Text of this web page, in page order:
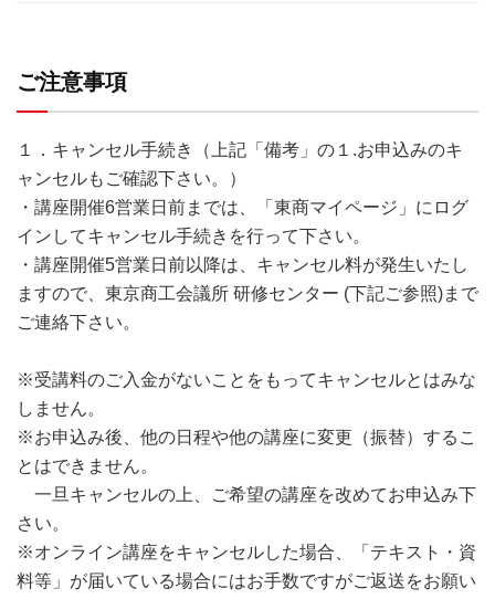
ご注意事項
１．キャンセル手続き（上記「備考」の１.お申込みのキ
ャンセルもご確認下さい。）
・講座開催6営業日前までは、「東商マイページ」にログ
インしてキャンセル手続きを行って下さい。
・講座開催5営業日前以降は、キャンセル料が発生いたし
ますので、東京商工会議所 研修センター (下記ご参照)まで
ご連絡下さい。
※受講料のご入金がないことをもってキャンセルとはみな
しません。
※お申込み後、他の日程や他の講座に変更（振替）するこ
とはできません。
一旦キャンセルの上、ご希望の講座を改めてお申込み下
さい。
※オンライン講座をキャンセルした場合、「テキスト・資
料等」が届いている場合にはお手数ですがご返送をお願い